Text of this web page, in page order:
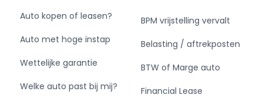
Auto kopen of leasen?
Auto met hoge instap
Wettelijke garantie
Welke auto past bij mij?
BPM vrijstelling vervalt
Belasting / aftrekposten
BTW of Marge auto
Financial Lease